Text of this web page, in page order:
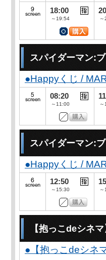
18:00
～19:54
スパイダーマン:
●Happyくじ /
08:20
～11:00
スパイダーマン:
●Happyくじ /
12:50
～15:30
【抱っこdeシネ
●【抱っこdeシネ